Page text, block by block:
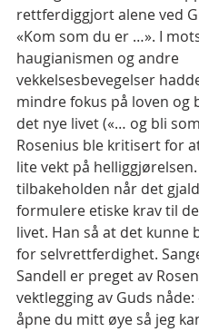
rettferdiggjort alene ved
«Kom som du er …». I
haugianismen og andre
vekkelsesbevegelser
mindre fokus på loven og
det nye livet («… og bli
Rosenius ble kritisert for
lite vekt på
tilbakeholden når det
formulere etiske krav til
livet. Han så at det kunne
for selvrettferdighet.
Sandell er preget av
vektlegging av Guds nåde:
åpne du mitt øye så jeg